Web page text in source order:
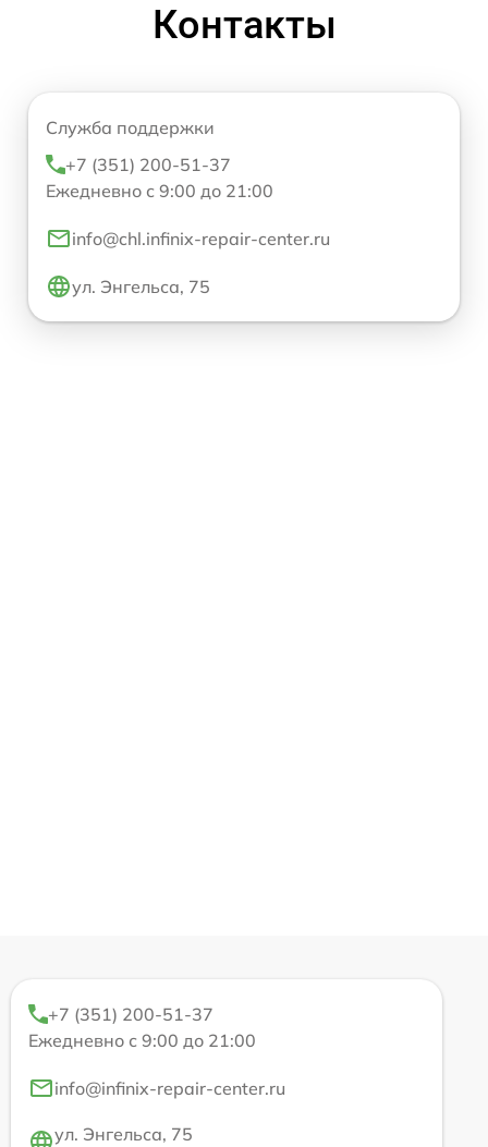
Контакты
Служба поддержки
+7 (351) 200-51-37
Ежедневно с 9:00 до 21:00
info@chl.infinix-repair-center.ru
ул. Энгельса, 75
+7 (351) 200-51-37
Ежедневно с 9:00 до 21:00
info@infinix-repair-center.ru
ул. Энгельса, 75